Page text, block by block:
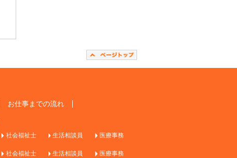
お仕事までの流れ
社会福祉士 生活相談員
医療事務
社会福祉士 生活相談員 医療事務